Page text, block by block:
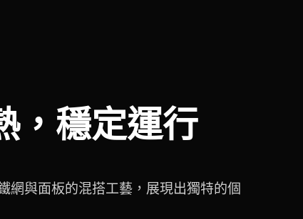
，穩定運行
網與面板的混搭工藝，展現出獨特的個